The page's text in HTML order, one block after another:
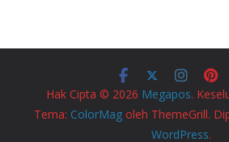
Hak Cipta © 2026 Megapos.
Tema: ColorMag oleh ThemeGrill.
WordPress.